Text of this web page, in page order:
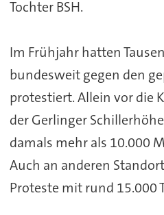
Tochter BSH.
Im Frühjahr hatten
bundesweit gegen den
protestiert. Allein vor die
der Gerlinger
damals mehr als 10.000
Auch an anderen
Proteste mit rund 15.000